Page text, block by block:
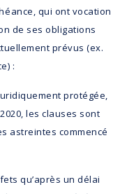
qui ont vocation
de ses obligations
prévus (ex.
:
protégée,
les clauses sont
astreintes commencé
qu’après un délai